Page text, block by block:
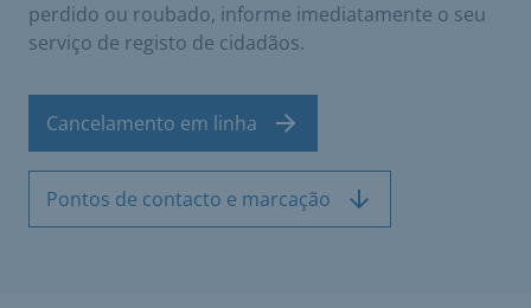
perdido ou roubado, informe imediatamente o seu
serviço de registo de cidadãos.
Cancelamento em linha
Pontos de contacto e marcação